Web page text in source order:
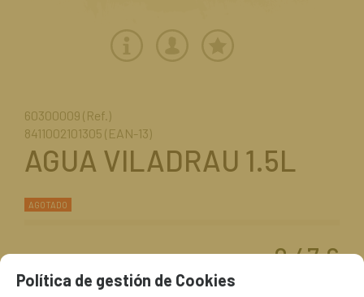
60300009 (Ref.)
8411002101305 (EAN-13)
AGUA VILADRAU 1.5L
AGOTADO
0,47€
10.00%
Política de gestión de Cookies